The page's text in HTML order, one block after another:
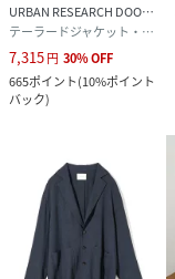
URBAN RESEARCH DOORS
テーラードジャケット・ブレザー
7,315円 30%OFF
665ポイント(10%ポイント
バック)